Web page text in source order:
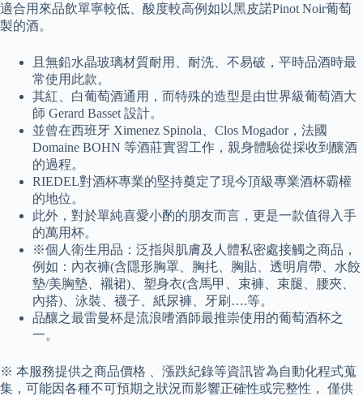
適合用來品飲單寧較低、酸度較高例如以黑皮諾Pinot Noir葡萄
製的酒。
且無鉛水晶玻璃材質耐用、耐洗、不易破，平時品酒時最
常使用此款。
其紅、白葡萄酒通用，而特殊的造型是由世界級葡萄酒大
師 Gerard Basset 設計。
並曾在西班牙 Ximenez Spinola、Clos Mogador，法國
Domaine BOHN 等酒莊實習工作，親身體驗從採收到釀酒
的過程。
RIEDEL對酒杯專業的堅持奠定了現今頂級專業酒杯霸權
的地位。
此外，對於單純喜愛小酌的朋友而言，更是一款值得入手
的萬用杯。
※個人衛生用品：泛指與肌膚及人體私密處接觸之商品，
例如：內衣褲(含隱形胸罩、胸扥、胸貼、透明肩帶、水餃
墊/美胸墊、襯裙)、塑身衣(含馬甲、束褲、束腿、腰夾、
內搭)、泳裝、襪子、紙尿褲、牙刷….等。
品釀之最雷曼杯是流浪嗜酒師最推崇使用的葡萄酒杯之
一。
※ 本服務提供之商品價格 、漲跌紀錄等資訊皆為自動化程式蒐
集，可能因各種不可預期之狀況而影響正確性或完整性， 僅供